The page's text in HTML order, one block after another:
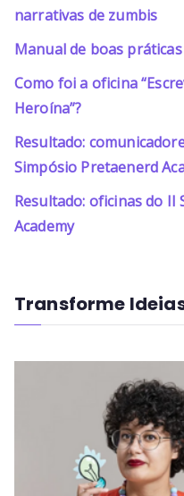
narrativas de zumbis
Manual de boas
Como foi a oficina
Heroína”?
Resultado:
Simpósio Pretaenerd
Resultado: oficinas do II
Academy
Transforme